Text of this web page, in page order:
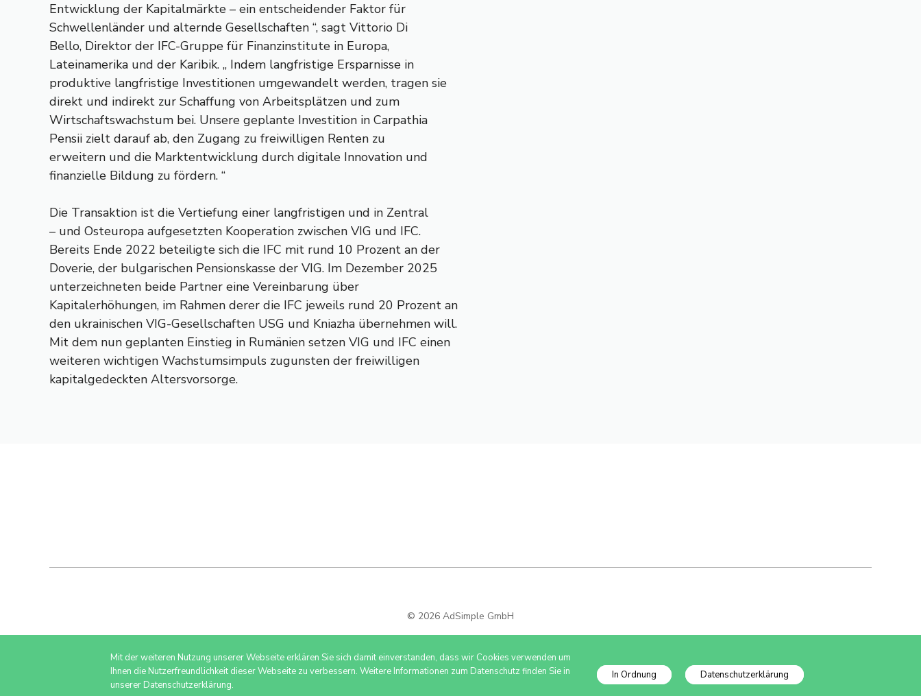
Entwicklung der Kapitalmärkte – ein entscheidender Faktor für
Schwellenländer und alternde Gesellschaften “, sagt Vittorio Di
Bello, Direktor der IFC-Gruppe für Finanzinstitute in Europa,
Lateinamerika und der Karibik. „ Indem langfristige Ersparnisse in
produktive langfristige Investitionen umgewandelt werden, tragen sie
direkt und indirekt zur Schaffung von Arbeitsplätzen und zum
Wirtschaftswachstum bei. Unsere geplante Investition in Carpathia
Pensii zielt darauf ab, den Zugang zu freiwilligen Renten zu
erweitern und die Marktentwicklung durch digitale Innovation und
finanzielle Bildung zu fördern. “
Die Transaktion ist die Vertiefung einer langfristigen und in Zentral
– und Osteuropa aufgesetzten Kooperation zwischen VIG und IFC.
Bereits Ende 2022 beteiligte sich die IFC mit rund 10 Prozent an der
Doverie, der bulgarischen Pensionskasse der VIG. Im Dezember 2025
unterzeichneten beide Partner eine Vereinbarung über
Kapitalerhöhungen, im Rahmen derer die IFC jeweils rund 20 Prozent an
den ukrainischen VIG-Gesellschaften USG und Kniazha übernehmen will.
Mit dem nun geplanten Einstieg in Rumänien setzen VIG und IFC einen
weiteren wichtigen Wachstumsimpuls zugunsten der freiwilligen
kapitalgedeckten Altersvorsorge.
© 2026 AdSimple GmbH
Mit der weiteren Nutzung unserer Webseite erklären Sie sich damit einverstanden, dass wir Cookies verwenden um
Ihnen die Nutzerfreundlichkeit dieser Webseite zu verbessern. Weitere Informationen zum Datenschutz finden Sie in
unserer Datenschutzerklärung.
In Ordnung
Datenschutzerklärung